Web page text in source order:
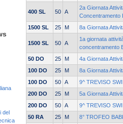
400 SL 50 A
2a Giornata
Concentramento
1500 SL
25 M 8a Giornata
1500 SL 50 A
1a giornata
concentramento
50 DO
25 M
4a Giornata
100 DO
25 M
8a Giornata
100 DO
50 A
9^ TREVISO
200 DO
25 M
5a Giornata
200 DO
50 A
9^ TREVISO
50 RA
25 M
8° TROFEO